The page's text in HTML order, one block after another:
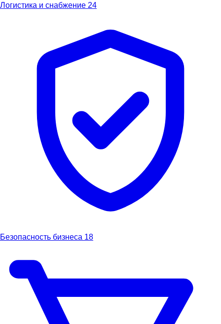
Логистика и снабжение 24
Безопасность бизнеса 18